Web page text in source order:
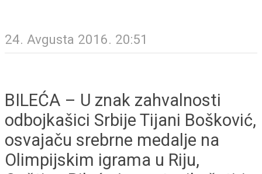
24. Avgusta 2016. 20:51
BILEĆA – U znak zahvalnosti
odbojkašici Srbije Tijani Bošković,
osvajaču srebrne medalje na
Olimpijskim igrama u Riju,